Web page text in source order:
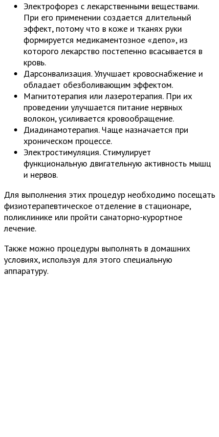
Электрофорез с лекарственными веществами.
При его применении создается длительный
эффект, потому что в коже и тканях руки
формируется медикаментозное «депо», из
которого лекарство постепенно всасывается в
кровь.
Дарсонвализация. Улучшает кровоснабжение и
обладает обезболивающим эффектом.
Магнитотерапия или лазеротерапия. При их
проведении улучшается питание нервных
волокон, усиливается кровообращение.
Диадинамотерапия. Чаще назначается при
хроническом процессе.
Электростимуляция. Стимулирует
функциональную двигательную активность мышц
и нервов.
Для выполнения этих процедур необходимо посещать
физиотерапевтическое отделение в стационаре,
поликлинике или пройти санаторно-курортное
лечение.
Также можно процедуры выполнять в домашних
условиях, используя для этого специальную
аппаратуру.